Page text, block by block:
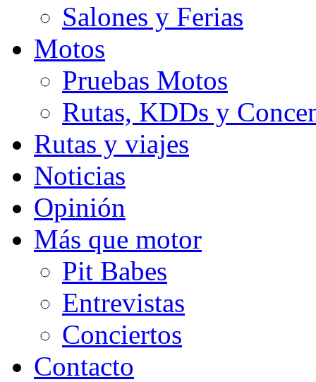
Salones y Ferias
Motos
Pruebas Motos
Rutas, KDDs y
Rutas y viajes
Noticias
Opinión
Más que motor
Pit Babes
Entrevistas
Conciertos
Contacto